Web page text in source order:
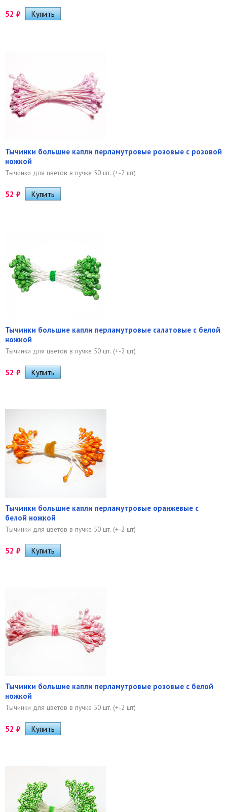
52 ₽
Тычинки большие капли перламутровые розовые с розовой
ножкой
Тычинки для цветов в пучке 50 шт. (+-2 шт)
52 ₽
Тычинки большие капли перламутровые салатовые с белой
ножкой
Тычинки для цветов в пучке 50 шт. (+-2 шт)
52 ₽
Тычинки большие капли перламутровые оранжевые с
белой ножкой
Тычинки для цветов в пучке 50 шт. (+-2 шт)
52 ₽
Тычинки большие капли перламутровые розовые с белой
ножкой
Тычинки для цветов в пучке 50 шт. (+-2 шт)
52 ₽